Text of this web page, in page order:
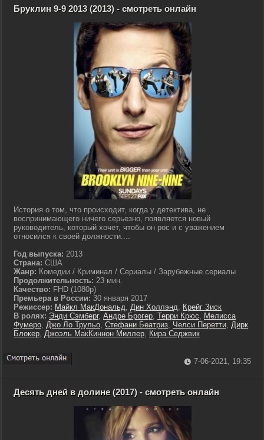
Бруклин 9-9 2013 (2013) - смотреть онлайн
История о том, что происходит, когда у детектива, не
воспринимающего ничего серьезно, появляется новый
руководитель, который хочет, чтобы он рос и с уважением
относился к своей должности....
Год выпуска: 2013
Страна: США
Жанр: Комедии / Криминал / Сериалы / Зарубежные сериалы
Продолжительность: 23 мин.
Качество: FHD (1080p)
Премьера в России: 30 января 2017
Режиссер: Майкл МакДональд, Дин Холлэнд, Крейг Зиск
В ролях: Энди Сэмберг, Андре Брогер, Терри Крюс, Мелисса
Фумеро, Джо Ло Трульо, Стефани Беатриз, Челси Перетти, Дирк
Блокер, Джоэль МакКиннон Миллер, Кира Седжвик
7-06-2021, 19:35
Десять дней в долине (2017) - смотреть онлайн